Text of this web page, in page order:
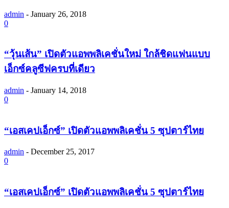
admin - January 26, 2018
0
“วุ้นเส้น” เปิดตัวแอพพลิเคชั่นใหม่ ใกล้ชิดแฟนแบบ
เอ็กซ์คลูซีฟครบที่เดียว
admin - January 14, 2018
0
“เอสเคปเอ็กซ์” เปิดตัวแอพพลิเคชั่น 5 ซุปตาร์ไทย
admin - December 25, 2017
0
“เอสเคปเอ็กซ์” เปิดตัวแอพพลิเคชั่น 5 ซุปตาร์ไทย